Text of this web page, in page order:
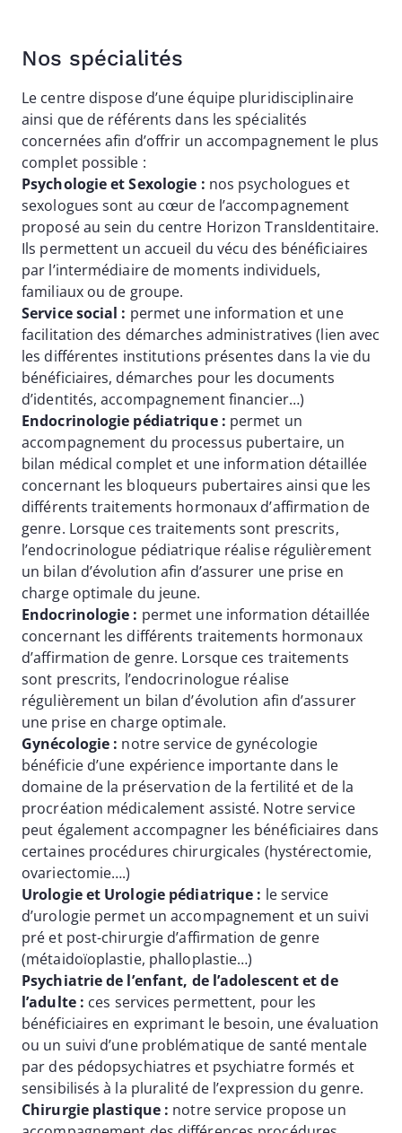
Nos spécialités
Le centre dispose d’une équipe pluridisciplinaire
ainsi que de référents dans les spécialités
concernées afin d’offrir un accompagnement le plus
complet possible :
Psychologie et Sexologie : nos psychologues et
sexologues sont au cœur de l’accompagnement
proposé au sein du centre Horizon TransIdentitaire.
Ils permettent un accueil du vécu des bénéficiaires
par l’intermédiaire de moments individuels,
familiaux ou de groupe.
Service social : permet une information et une
facilitation des démarches administratives (lien avec
les différentes institutions présentes dans la vie du
bénéficiaires, démarches pour les documents
d’identités, accompagnement financier…)
Endocrinologie pédiatrique : permet un
accompagnement du processus pubertaire, un
bilan médical complet et une information détaillée
concernant les bloqueurs pubertaires ainsi que les
différents traitements hormonaux d’affirmation de
genre. Lorsque ces traitements sont prescrits,
l’endocrinologue pédiatrique réalise régulièrement
un bilan d’évolution afin d’assurer une prise en
charge optimale du jeune.
Endocrinologie : permet une information détaillée
concernant les différents traitements hormonaux
d’affirmation de genre. Lorsque ces traitements
sont prescrits, l’endocrinologue réalise
régulièrement un bilan d’évolution afin d’assurer
une prise en charge optimale.
Gynécologie : notre service de gynécologie
bénéficie d’une expérience importante dans le
domaine de la préservation de la fertilité et de la
procréation médicalement assisté. Notre service
peut également accompagner les bénéficiaires dans
certaines procédures chirurgicales (hystérectomie,
ovariectomie….)
Urologie et Urologie pédiatrique : le service
d’urologie permet un accompagnement et un suivi
pré et post-chirurgie d’affirmation de genre
(métaidoïoplastie, phalloplastie…)
Psychiatrie de l’enfant, de l’adolescent et de
l’adulte : ces services permettent, pour les
bénéficiaires en exprimant le besoin, une évaluation
ou un suivi d’une problématique de santé mentale
par des pédopsychiatres et psychiatre formés et
sensibilisés à la pluralité de l’expression du genre.
Chirurgie plastique : notre service propose un